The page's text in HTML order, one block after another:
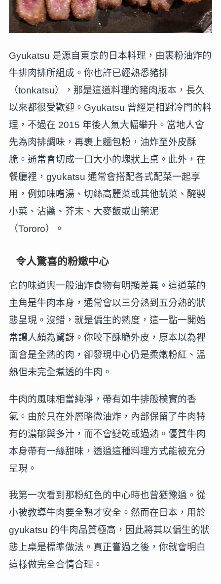
Gyukatsu 是源自東京的日本料理，由裹粉油炸的
牛排肉排所組成。你也許已經熟悉豬排
（tonkatsu），那是這道料理的豬肉版本，長久
以來都很受歡迎。Gyukatsu 曾經是相對冷門的料
理，不過在 2015 年後人氣大幅攀升。當地人會
先為肉排調味，再裹上麵包粉，油炸至外皮酥
脆。通常會切成一口大小的塊狀上桌。此外，在
餐廳裡，gyukatsu 通常會搭配各式配菜一起享
用，例如味噌湯、切絲高麗菜或其他蔬菜、醃製
小菜、沾醬、芥末、大麥飯或山藥泥
（Tororo）。
令人驚喜的粉嫩中心
它的味道與一般油炸食物有明顯差異。這道菜的
主角是牛肉本身，通常會以三分熟到五分熟的狀
態呈現。沒錯，就是偏生的熟度，這一點一開始
常讓人頗為驚訝。你咬下酥脆外皮，原本以為裡
面會是全熟的肉，卻發現中心仍是柔嫩粉紅、溫
熱但未完全煮透的牛肉。
牛肉的風味相當純淨，帶有如牛排般樸實的香
氣。由於只在外層略微油炸，內部保留了牛肉特
有的濃郁與多汁，而不會變乾或過熟。優質牛肉
本身帶有一絲甜味，透過這種料理方式能被充分
呈現。
我第一次看到那粉紅色的中心時也曾猶豫過。從
小被教導牛肉要全熟才安全。然而在日本，用於
gyukatsu 的牛肉品質極高，因此將其以偏生的狀
態上桌是標準做法。真正嘗過之後，你就會明白
這樣做完全合情合理。